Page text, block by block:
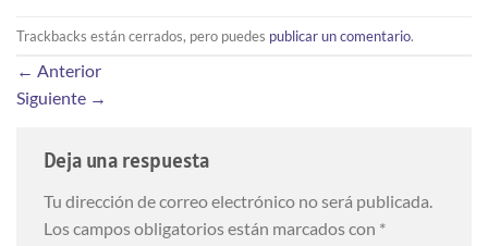
Trackbacks están cerrados, pero puedes publicar un comentario.
← Anterior
Siguiente →
Deja una respuesta
Tu dirección de correo electrónico no será publicada.
Los campos obligatorios están marcados con *